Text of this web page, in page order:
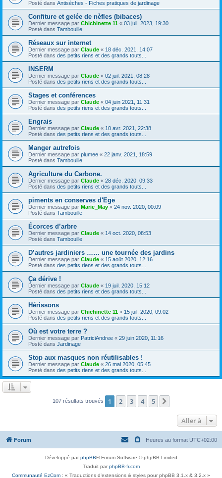
Posté dans Antisèches - Fiches pratiques de jardinage
Confiture et gelée de nèfles (bibaces)
Dernier message par Chichinette 11 « 03 juil. 2023, 19:30
Posté dans Tambouille
Réseaux sur internet
Dernier message par Claude « 18 déc. 2021, 14:07
Posté dans des petits riens et des grands touts...
INSERM
Dernier message par Claude « 02 juil. 2021, 08:28
Posté dans des petits riens et des grands touts...
Stages et conférences
Dernier message par Claude « 04 juin 2021, 11:31
Posté dans des petits riens et des grands touts...
Engrais
Dernier message par Claude « 10 avr. 2021, 22:38
Posté dans des petits riens et des grands touts...
Manger autrefois
Dernier message par plumee « 22 janv. 2021, 18:59
Posté dans Tambouille
Agriculture du Carbone.
Dernier message par Claude « 28 déc. 2020, 09:33
Posté dans des petits riens et des grands touts...
piments en conserves d'Ege
Dernier message par Marie_May « 24 nov. 2020, 00:09
Posté dans Tambouille
Écorces d’arbre
Dernier message par Claude « 14 oct. 2020, 08:53
Posté dans Tambouille
D’autres jardiniers …… une tournée des jardins
Dernier message par Claude « 15 août 2020, 12:16
Posté dans des petits riens et des grands touts...
Ça dérive !
Dernier message par Claude « 19 juil. 2020, 15:12
Posté dans des petits riens et des grands touts...
Hérissons
Dernier message par Chichinette 11 « 15 juil. 2020, 09:02
Posté dans des petits riens et des grands touts...
Où est votre terre ?
Dernier message par PatriciAndree « 29 juin 2020, 11:16
Posté dans Jardinage
Stop aux masques non réutilisables !
Dernier message par Claude « 26 mai 2020, 05:45
Posté dans des petits riens et des grands touts...
107 résultats trouvés 1 2 3 4 5
Aller à
Forum Heures au format UTC+02:00
Développé parphpBB® Forum Software © phpBB Limited
Traduit parphpBB-fr.com
Communauté EzCom : « Traductions d'extensions & styles pour phpBB 3.1.x & 3.2.x »